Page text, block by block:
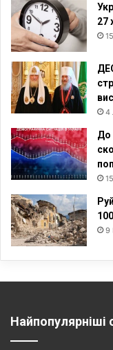
27
4
До
9
Найпопулярніші